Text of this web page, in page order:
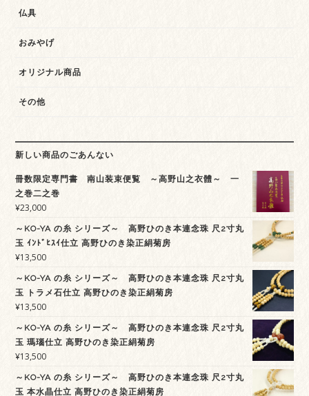
仏具
おみやげ
オリジナル商品
その他
新しい商品のごあんない
冊数限定専門書 南山装束便覧 ～高野山之衣體～ 一
之巻二之巻
¥23,000
～KO-YA の糸 シリーズ～ 高野ひのき本連念珠 尺2寸丸
玉 ｲﾝﾄﾞﾋｽｲ仕立 高野ひのき染正絹菊房
¥13,500
～KO-YA の糸 シリーズ～ 高野ひのき本連念珠 尺2寸丸
玉 トラメ石仕立 高野ひのき染正絹菊房
¥13,500
～KO-YA の糸 シリーズ～ 高野ひのき本連念珠 尺2寸丸
玉 瑪瑙仕立 高野ひのき染正絹菊房
¥13,500
～KO-YA の糸 シリーズ～ 高野ひのき本連念珠 尺2寸丸
玉 本水晶仕立 高野ひのき染正絹菊房